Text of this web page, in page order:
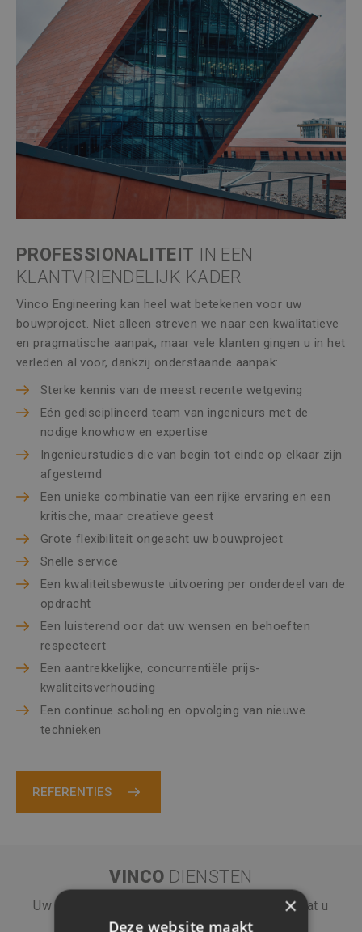
PROFESSIONALITEIT IN EEN
KLANTVRIENDELIJK KADER
Vinco Engineering kan heel wat betekenen voor uw
bouwproject. Niet alleen streven we naar een kwalitatieve
en pragmatische aanpak, maar vele klanten gingen u in het
verleden al voor, dankzij onderstaande aanpak:
Sterke kennis van de meest recente wetgeving
Eén gedisciplineerd team van ingenieurs met de
nodige knowhow en expertise
Ingenieurstudies die van begin tot einde op elkaar zijn
afgestemd
Een unieke combinatie van een rijke ervaring en een
kritische, maar creatieve geest
Grote flexibiliteit ongeacht uw bouwproject
Snelle service
Een kwaliteitsbewuste uitvoering per onderdeel van de
opdracht
Een luisterend oor dat uw wensen en behoeften
respecteert
Een aantrekkelijke, concurrentiële prijs-
kwaliteitsverhouding
Een continue scholing en opvolging van nieuwe
technieken
REFERENTIES
VINCO DIENSTEN
Uw bouwproject is een belangrijk gegeven. Laat u
daarom adviseren door
×
Deze website maakt